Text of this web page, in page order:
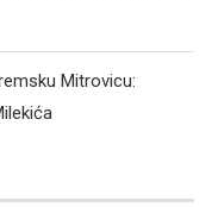
Mitrovicu: